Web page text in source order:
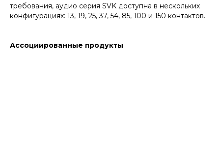
требования, аудио серия SVK доступна в нескольких
конфигурациях: 13, 19, 25, 37, 54, 85, 100 и 150 контактов.
Ассоциированные продукты